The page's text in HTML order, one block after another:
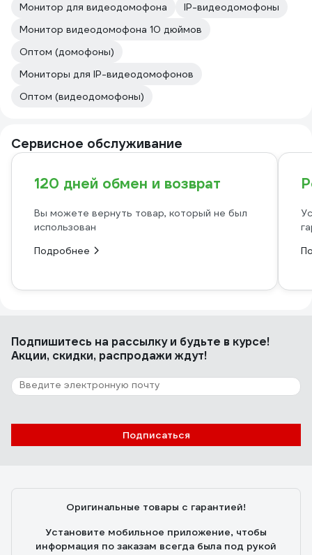
Монитор для видеодомофона
IP-видеодомофоны
Монитор видеодомофона 10 дюймов
Оптом (домофоны)
Мониторы для IP-видеодомофонов
Оптом (видеодомофоны)
Сервисное обслуживание
120 дней обмен и возврат
Вы можете вернуть товар, который не был
использован
Подробнее
Подпишитесь на рассылкуи будьте в курсе!
Акции, скидки, распродажи ждут!
Подписаться
Оригинальные товары с гарантией!
Установите мобильное приложение, чтобы
информация по заказам всегда была под рукой